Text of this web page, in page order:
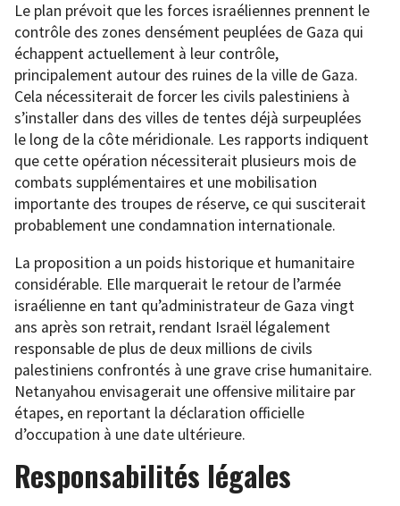
Le plan prévoit que les forces israéliennes prennent le
contrôle des zones densément peuplées de Gaza qui
échappent actuellement à leur contrôle,
principalement autour des ruines de la ville de Gaza.
Cela nécessiterait de forcer les civils palestiniens à
s’installer dans des villes de tentes déjà surpeuplées
le long de la côte méridionale. Les rapports indiquent
que cette opération nécessiterait plusieurs mois de
combats supplémentaires et une mobilisation
importante des troupes de réserve, ce qui susciterait
probablement une condamnation internationale.
La proposition a un poids historique et humanitaire
considérable. Elle marquerait le retour de l’armée
israélienne en tant qu’administrateur de Gaza vingt
ans après son retrait, rendant Israël légalement
responsable de plus de deux millions de civils
palestiniens confrontés à une grave crise humanitaire.
Netanyahou envisagerait une offensive militaire par
étapes, en reportant la déclaration officielle
d’occupation à une date ultérieure.
Responsabilités légales